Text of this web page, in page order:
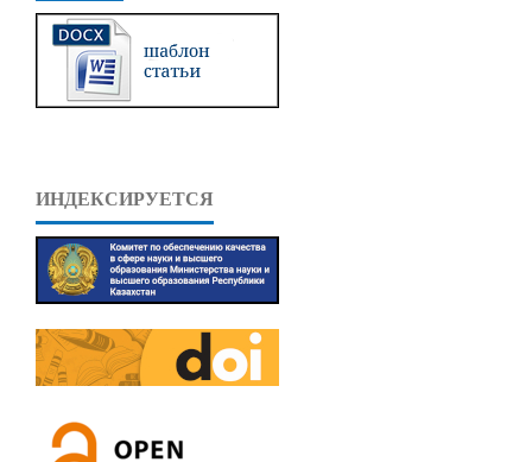
ИНДЕКСИРУЕТСЯ